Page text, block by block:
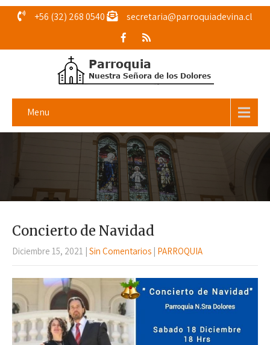
+56 (32) 268 0540 secretaria@parroquiadevina.cl
Menu
Concierto de Navidad
Diciembre 15, 2021 | Sin Comentarios | PARROQUIA